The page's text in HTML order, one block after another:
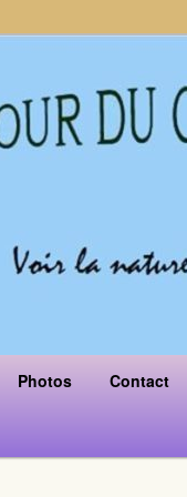
Photos Contact